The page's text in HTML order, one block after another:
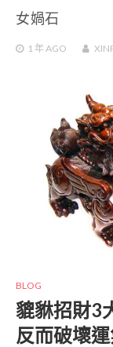
女媧石
1 年 AGO
BLOG
貔貅招財3
反而破壞運